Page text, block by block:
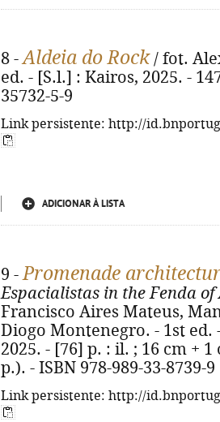
8 -Aldeia do Rock/ fot.
ed. - [S.l.] : Kairos, 2025. -
35732-5-9
Link persistente: http://
ADICIONAR À LISTA
9 -Promenade
Espacialistas in the Fenda
Francisco Aires Mateus,
Diogo Montenegro. - 1st ed.
2025. - [76] p. : il. ; 16 cm +
p.). - ISBN 978-989-33-8739-9
Link persistente: http://